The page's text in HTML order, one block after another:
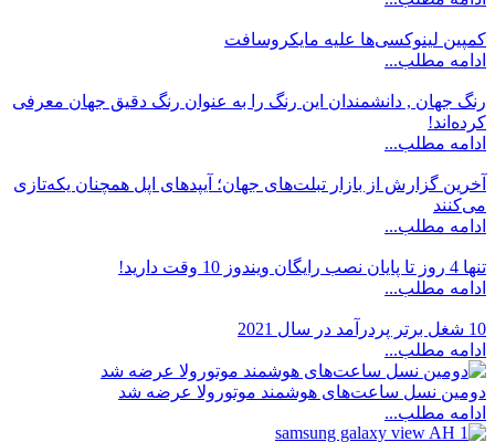
کمپین لینوکسی‌ها علیه مایکروسافت
ادامه مطلب...
رنگ جهان , دانشمندان این رنگ را به عنوان رنگ دقیق جهان معرفی
کرده‌اند!
ادامه مطلب...
آخرین گزارش از بازار تبلت‌های جهان؛ آیپدهای اپل همچنان یکه‌تازی
می‌کنند
ادامه مطلب...
تنها 4 روز تا پایان نصب رایگان ویندوز 10 وقت دارید!
ادامه مطلب...
10 شغل برتر پردرآمد در سال 2021
ادامه مطلب...
دومین نسل ساعت‌های هوشمند موتورولا عرضه شد
ادامه مطلب...